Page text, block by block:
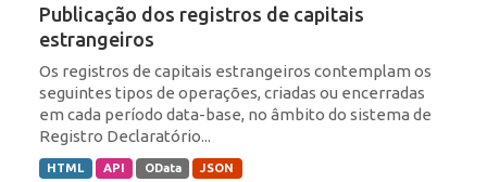
Publicação dos registros de capitais
estrangeiros
Os registros de capitais estrangeiros contemplam os
seguintes tipos de operações, criadas ou encerradas
em cada período data-base, no âmbito do sistema de
Registro Declaratório...
HTML API OData JSON